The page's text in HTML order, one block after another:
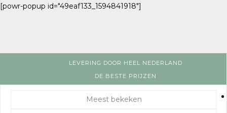
[powr-popup id="49eaf133_1594841918"]
LEVERING DOOR HEEL NEDERLAND
DE BESTE PRIJZEN
Meest bekeken